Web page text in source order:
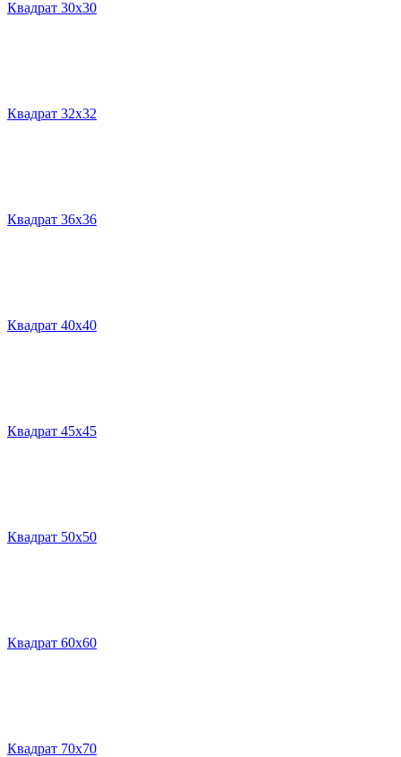
Квадрат 30х30
Квадрат 32х32
Квадрат 36х36
Квадрат 40х40
Квадрат 45х45
Квадрат 50х50
Квадрат 60х60
Квадрат 70х70